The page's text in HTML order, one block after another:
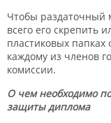
Чтобы раздаточный
всего его скрепить
пластиковых папках
каждому из членов
комиссии.
О чем необходимо
защиты диплома